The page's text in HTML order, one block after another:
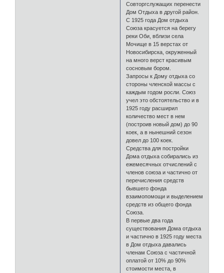
Совторгслужащих перенести
Дом Отдыха в другой район.
С 1925 года Дом отдыха
Союза красуется на берегу
реки Оби, вблизи села
Мочище в 15 верстах от
Новосибирска, окруженный
на много верст красивым
сосновым бором.
Запросы к Дому отдыха со
стороны членской массы с
каждым годом росли. Союз
учел это обстоятельство и в
1925 году расширил
количество мест в нем
(построив новый дом) до 90
коек, а в нынешний сезон
довел до 100 коек.
Средства для постройки
Дома отдыха собирались из
ежемесячных отчислений с
членов союза и частично от
перечисления средств
бывшего фонда
взаимопомощи и выделением
средств из общего фонда
Союза.
В первые два года
существования Дома отдыха
и частично в 1925 году места
в Дом отдыха давались
членам Союза с частичной
оплатой от 10% до 90%
стоимости места, в